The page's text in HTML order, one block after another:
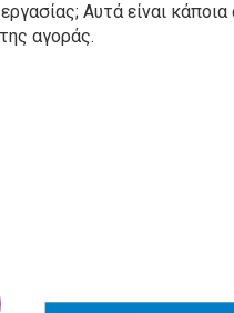
Αυτά είναι
αγοράς.